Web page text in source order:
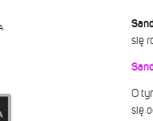
się
O
się